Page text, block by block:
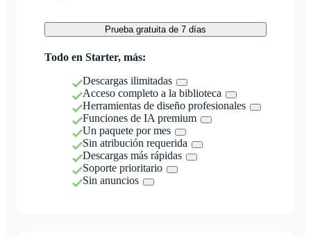
Prueba gratuita de 7 días
Todo en Starter, más:
Descargas ilimitadas
Acceso completo a la biblioteca
Herramientas de diseño profesionales
Funciones de IA premium
Un paquete por mes
Sin atribución requerida
Descargas más rápidas
Soporte prioritario
Sin anuncios